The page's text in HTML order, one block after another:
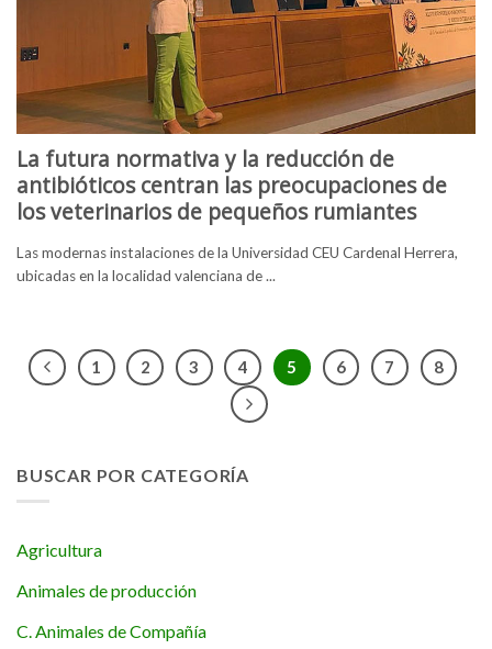
La futura normativa y la reducción de
antibióticos centran las preocupaciones de
los veterinarios de pequeños rumiantes
Las modernas instalaciones de la Universidad CEU Cardenal Herrera,
ubicadas en la localidad valenciana de ...
1 2 3 4 5 6 7 8
BUSCAR POR CATEGORÍA
Agricultura
Animales de producción
C. Animales de Compañía